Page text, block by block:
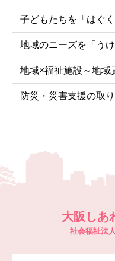
子どもたちを「はぐ
地域のニーズを「う
地域×福祉施設～地域
防災・災害支援の取
大阪しあ
社会福祉法